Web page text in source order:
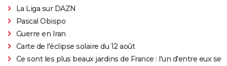
La Liga sur DAZN
Pascal Obispo
Guerre en Iran
Carte de l'éclipse solaire du 12 août
Ce sont les plus beaux jardins de France : l'un d'entre eux se